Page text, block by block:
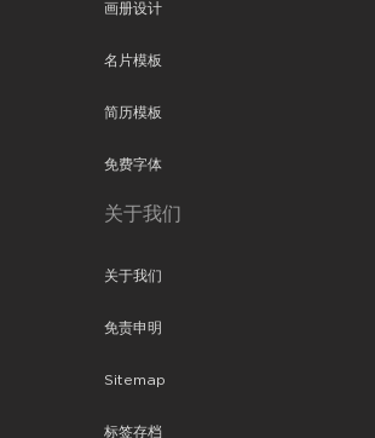
画册设计
名片模板
简历模板
免费字体
关于我们
关于我们
免责申明
Sitemap
标签存档